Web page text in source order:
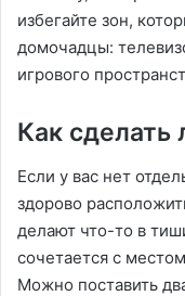
избегайте зон,
домочадцы:
игрового
Как сделать
Если у вас нет
здорово
делают что-то в
сочетается с
Можно поставить